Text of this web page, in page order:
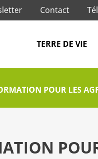
Contact
TERRE DE VIE
POUR LES